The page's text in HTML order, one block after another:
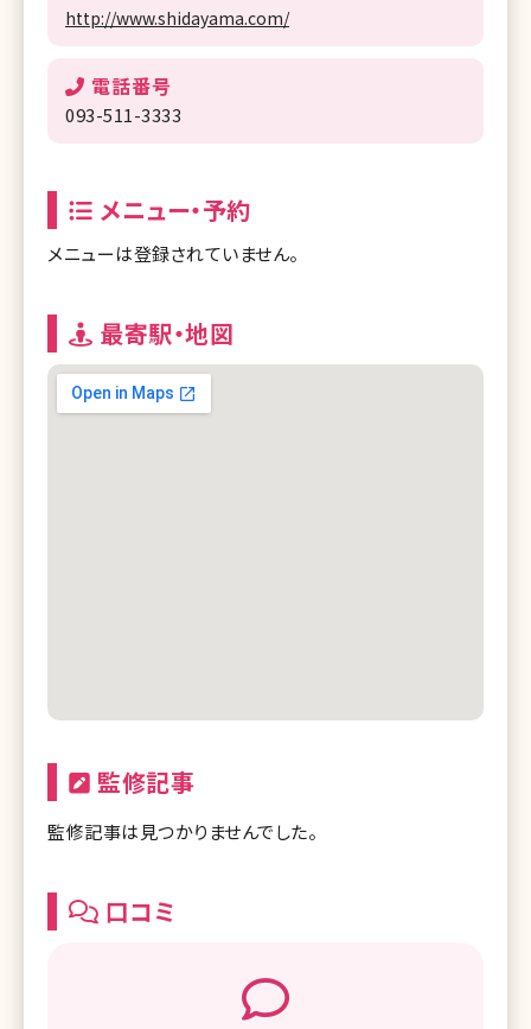
http://www.shidayama.com/
電話番号
093-511-3333
メニュー・予約
メニューは登録されていません。
最寄駅・地図
監修記事
監修記事は見つかりませんでした。
口コミ